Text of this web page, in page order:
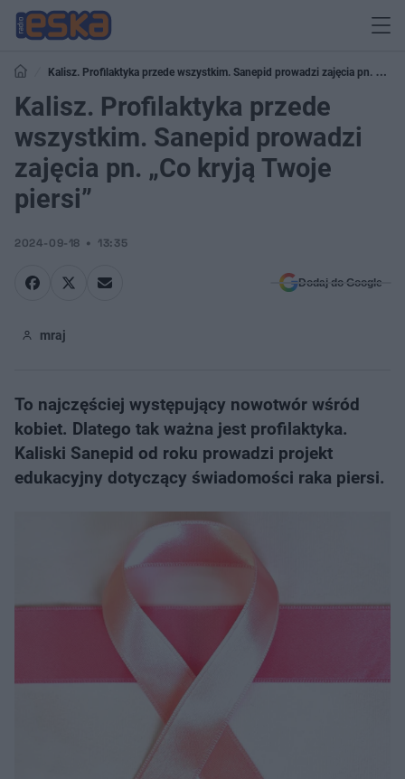
Kalisz. Profilaktyka przede wszystkim. Sanepid prowadzi zajęcia pn. „Co
kryją Twoje piersi”
Kalisz. Profilaktyka przede
wszystkim. Sanepid prowadzi
zajęcia pn. „Co kryją Twoje
piersi”
2024-09-18 13:35
Dodaj do Google
mraj
To najczęściej występujący nowotwór wśród
kobiet. Dlatego tak ważna jest profilaktyka.
Kaliski Sanepid od roku prowadzi projekt
edukacyjny dotyczący świadomości raka piersi.